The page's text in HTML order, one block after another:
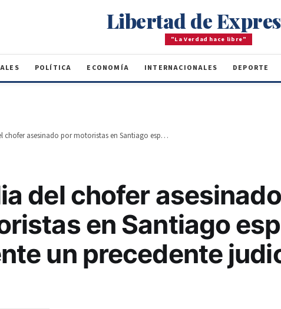
Libertad de
"La Verdad hace libre"
POLÍTICA ECONOMÍA INTERNACIONALES DEPORTE
La Familia del chofer asesinado por motoristas en Santiago espera caso siente un precedente judicial
del chofer asesinado
en Santiago
un precedente